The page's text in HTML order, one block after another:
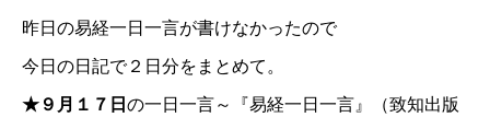
昨日の易経一日一言が書けなかったので
今日の日記で２日分をまとめて。
★９月１７日 の一日一言～『易経一日一言』（致知出版